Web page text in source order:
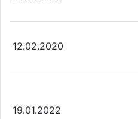
12.02.2020
19.01.2022